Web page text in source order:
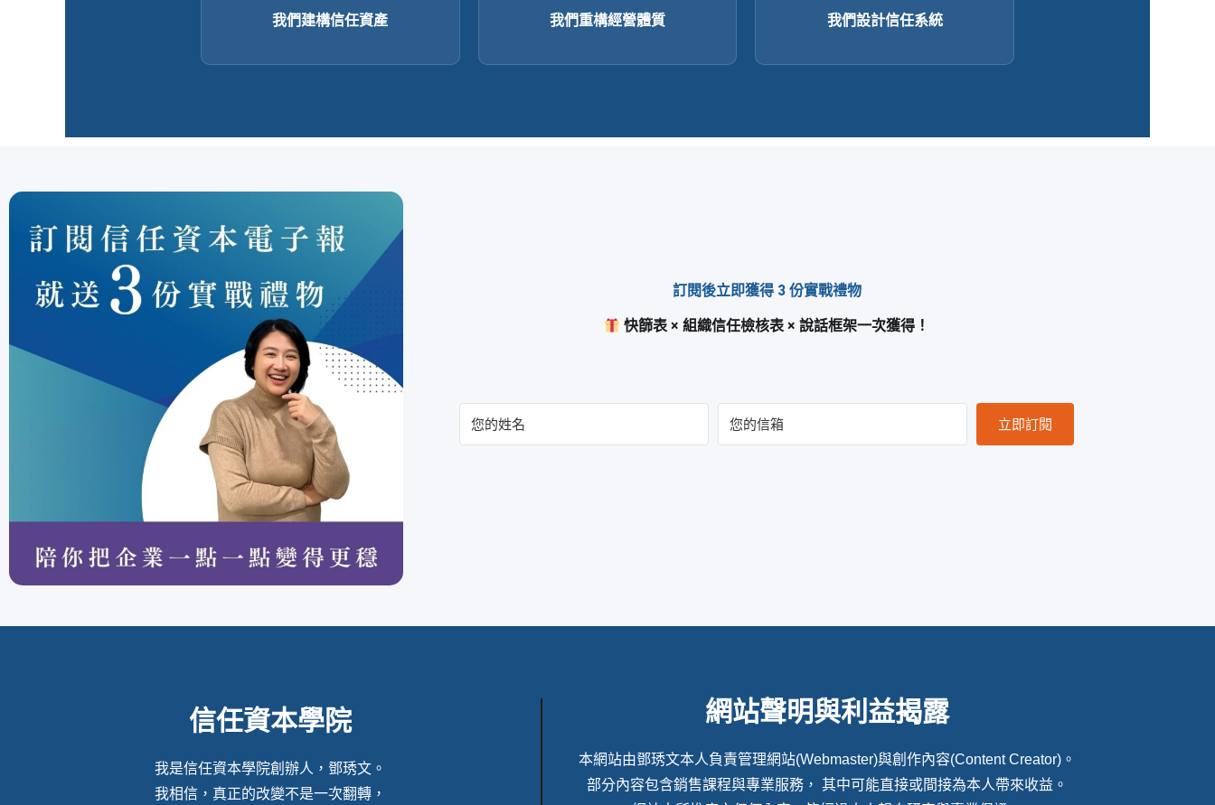
我們建構信任資產 我們重構經營體質 我們設計信任系統
訂閱後立即獲得 3 份實戰禮物
快篩表 × 組織信任檢核表 × 說話框架一次獲得！
立即訂閱
信任資本學院
我是信任資本學院創辦人，鄧琇文。
我相信，真正的改變不是一次翻轉，
網站聲明與利益揭露
本網站由鄧琇文本人負責管理網站(Webmaster)與創作內容(Content Creator)。
部分內容包含銷售課程與專業服務， 其中可能直接或間接為本人帶來收益。